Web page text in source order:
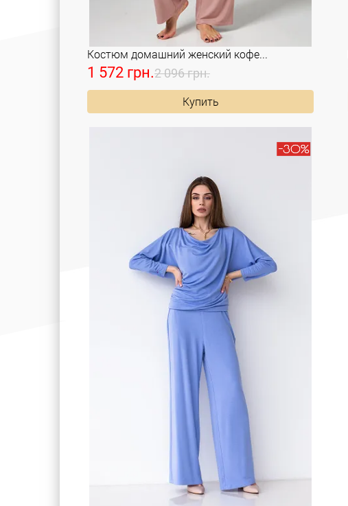
Костюм домашний женский кофе...
1 572 грн.2 096 грн.
Купить